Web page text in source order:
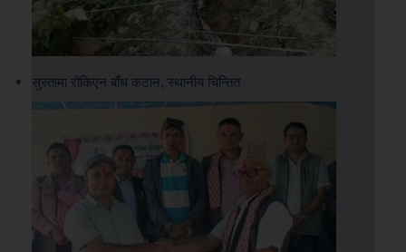
सुस्तामा रोकिएन बाँध कटान, स्थानीय चिन्तित